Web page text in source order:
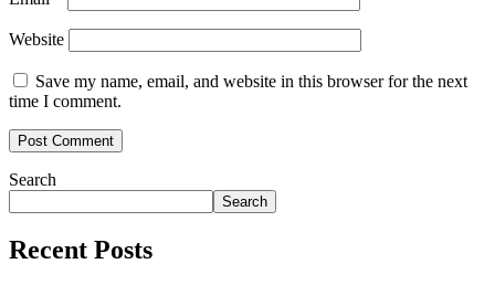
Website
Save my name, email, and website in this browser for the next
time I comment.
Search
Search
Recent Posts